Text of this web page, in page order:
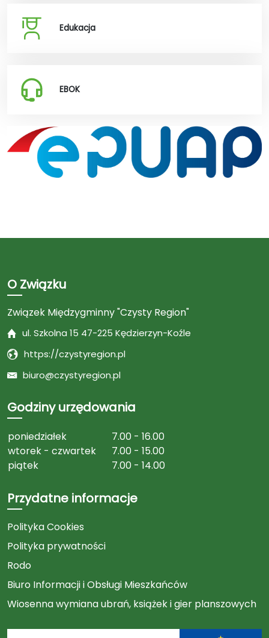
Edukacja
EBOK
O Związku
Związek Międzygminny "Czysty Region"
ul. Szkolna 15 47-225 Kędzierzyn-Koźle
https://czystyregion.pl
biuro@czystyregion.pl
Godziny urzędowania
poniedziałek
7.00 - 16.00
wtorek - czwartek
7.00 - 15.00
piątek
7.00 - 14.00
Przydatne informacje
Polityka Cookies
Polityka prywatności
Rodo
Biuro Informacji i Obsługi Mieszkańców
Wiosenna wymiana ubrań, książek i gier planszowych